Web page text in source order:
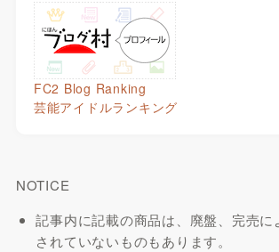
FC2 Blog Ranking
芸能アイドルランキング
NOTICE
記事内に記載の商品は、廃盤、完売に
されていないものもあります。